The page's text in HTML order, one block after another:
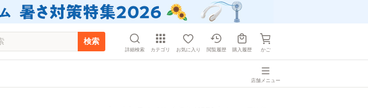
検索
詳細検索 カテゴリ お気に入り 閲覧履歴 購入履歴 かご
店舗メニュー